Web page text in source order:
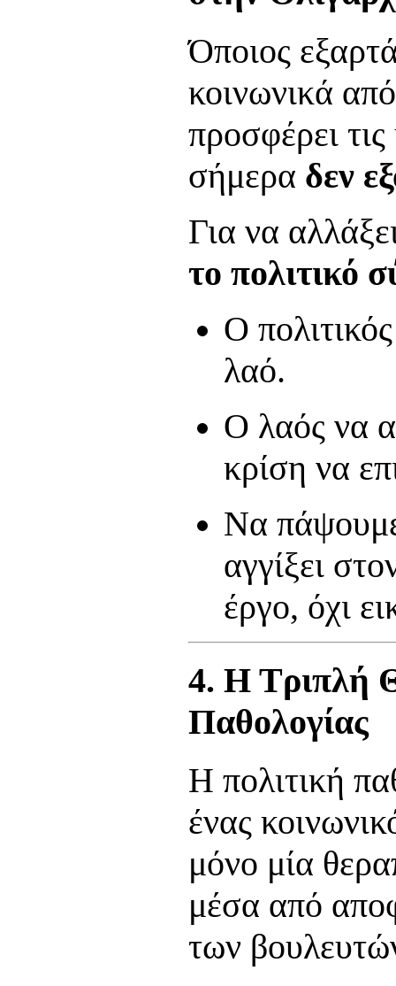
Όποιος
κοινωνικά
προσφέρει
σήμερα δεν
Για να
το πολιτικό
Ο
λαό.
Ο λαός να
κρίση να
Να
αγγίξει
έργο, όχι
4. Η Τριπλή
Παθολογίας
Η πολιτική
ένας
μόνο μία
μέσα από
των